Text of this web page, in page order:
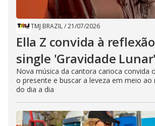
TMJ BRAZIL/21/07/2026
Ella Z convida à
single 'Gravidade Lunar'
Nova música da cantora carioca convida
o presente e buscar a leveza em meio
do dia a dia